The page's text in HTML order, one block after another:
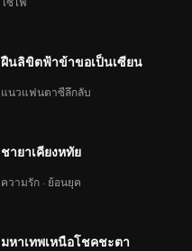
ฝืนลิขิตฟ้าข้าขอเป็นเซียน
แนวแฟนตาซีลึกลับ
ชายาเคียงหทัย
ความรัก · ย้อนยุค
มหาเทพเหนือโชคชะตา